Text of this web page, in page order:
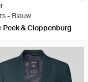
- Blauw
Peek & Cloppenburg